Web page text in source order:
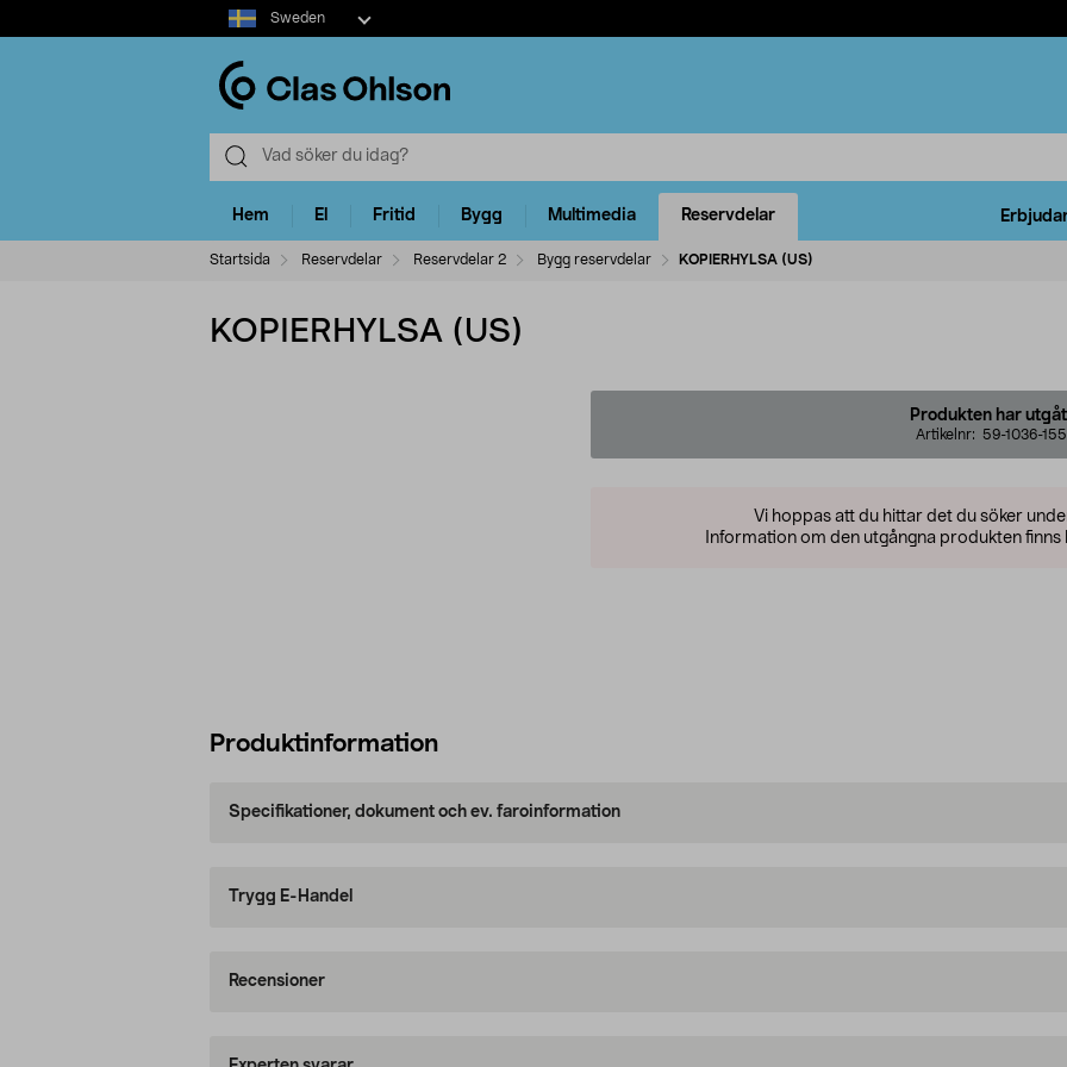
Select
market
Sweden
Hem El Fritid Bygg Multimedia Reservdelar
Startsida Reservdelar Reservdelar 2 Bygg reservdelar KOPIERHYLSA (US)
KOPIERHYLSA (US)
Produkten har
Artikelnr: 59-1036-155
Vi hoppas att du hittar det du söker
Information om den utgångna produkten finns
Produktinformation
Specifikationer, dokument och ev. faroinformation
Trygg E-Handel
Recensioner